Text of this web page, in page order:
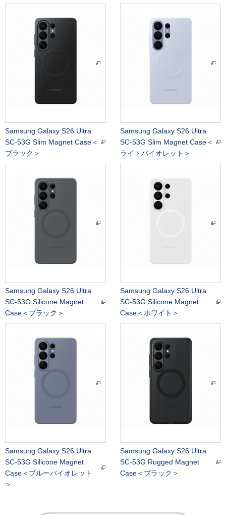
Samsung Galaxy S26 Ultra
SC-53G Slim Magnet Case＜
ブラック＞
Samsung Galaxy S26 Ultra
SC-53G Slim Magnet Case＜
ライトバイオレット＞
Samsung Galaxy S26 Ultra
SC-53G Silicone Magnet
Case＜ブラック＞
Samsung Galaxy S26 Ultra
SC-53G Silicone Magnet
Case＜ホワイト＞
Samsung Galaxy S26 Ultra
SC-53G Silicone Magnet
Case＜ブルーバイオレット
＞
Samsung Galaxy S26 Ultra
SC-53G Rugged Magnet
Case＜ブラック＞